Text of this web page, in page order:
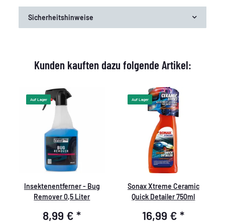
Sicherheitshinweise
Kunden kauften dazu folgende Artikel:
Auf Lager
Insektenentferner - Bug
Remover 0,5 Liter
8,99 €*
Auf Lager
Sonax Xtreme Ceramic
Quick Detailer 750ml
16,99 €*